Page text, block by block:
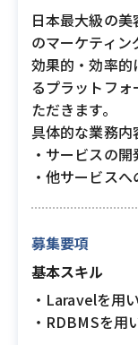
日本最大級の
のマーケティ
効果的・効率
るプラットフ
ただきます。
具体的な業務内
・サービスの
・他サービス
募集要項
基本スキル
・Laravelを用
・RDBMSを用